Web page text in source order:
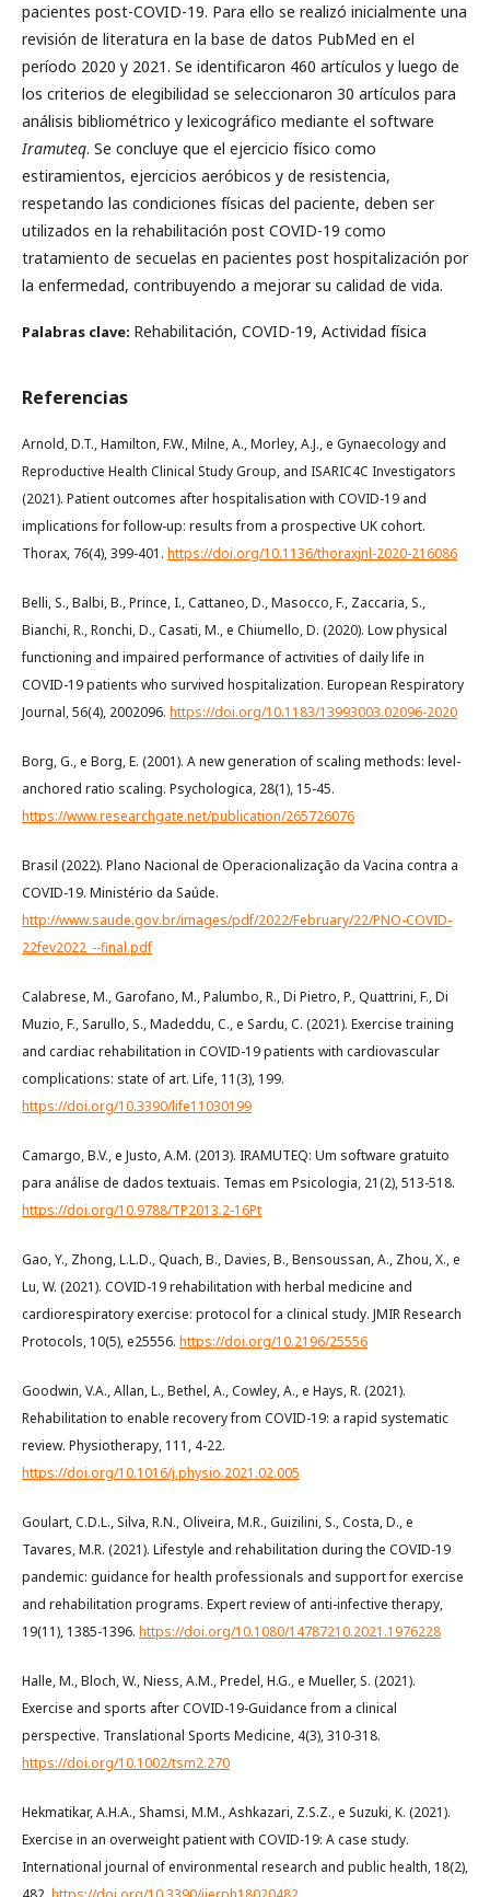
pacientes post-COVID-19. Para ello se realizó inicialmente una
revisión de literatura en la base de datos PubMed en el
período 2020 y 2021. Se identificaron 460 artículos y luego de
los criterios de elegibilidad se seleccionaron 30 artículos para
análisis bibliométrico y lexicográfico mediante el software
Iramuteq. Se concluye que el ejercicio físico como
estiramientos, ejercicios aeróbicos y de resistencia,
respetando las condiciones físicas del paciente, deben ser
utilizados en la rehabilitación post COVID-19 como
tratamiento de secuelas en pacientes post hospitalización por
la enfermedad, contribuyendo a mejorar su calidad de vida.
Palabras clave: Rehabilitación, COVID-19, Actividad física
Referencias
Arnold, D.T., Hamilton, F.W., Milne, A., Morley, A.J., e Gynaecology and
Reproductive Health Clinical Study Group, and ISARIC4C Investigators
(2021). Patient outcomes after hospitalisation with COVID-19 and
implications for follow-up: results from a prospective UK cohort.
Thorax, 76(4), 399-401. https://doi.org/10.1136/thoraxjnl-2020-216086
Belli, S., Balbi, B., Prince, I., Cattaneo, D., Masocco, F., Zaccaria, S.,
Bianchi, R., Ronchi, D., Casati, M., e Chiumello, D. (2020). Low physical
functioning and impaired performance of activities of daily life in
COVID-19 patients who survived hospitalization. European Respiratory
Journal, 56(4), 2002096. https://doi.org/10.1183/13993003.02096-2020
Borg, G., e Borg, E. (2001). A new generation of scaling methods: level-
anchored ratio scaling. Psychologica, 28(1), 15-45.
https://www.researchgate.net/publication/265726076
Brasil (2022). Plano Nacional de Operacionalização da Vacina contra a
COVID-19. Ministério da Saúde.
http://www.saude.gov.br/images/pdf/2022/February/22/PNO-COVID-
22fev2022_--final.pdf
Calabrese, M., Garofano, M., Palumbo, R., Di Pietro, P., Quattrini, F., Di
Muzio, F., Sarullo, S., Madeddu, C., e Sardu, C. (2021). Exercise training
and cardiac rehabilitation in COVID-19 patients with cardiovascular
complications: state of art. Life, 11(3), 199.
https://doi.org/10.3390/life11030199
Camargo, B.V., e Justo, A.M. (2013). IRAMUTEQ: Um software gratuito
para análise de dados textuais. Temas em Psicologia, 21(2), 513-518.
https://doi.org/10.9788/TP2013.2-16Pt
Gao, Y., Zhong, L.L.D., Quach, B., Davies, B., Bensoussan, A., Zhou, X., e
Lu, W. (2021). COVID-19 rehabilitation with herbal medicine and
cardiorespiratory exercise: protocol for a clinical study. JMIR Research
Protocols, 10(5), e25556. https://doi.org/10.2196/25556
Goodwin, V.A., Allan, L., Bethel, A., Cowley, A., e Hays, R. (2021).
Rehabilitation to enable recovery from COVID-19: a rapid systematic
review. Physiotherapy, 111, 4-22.
https://doi.org/10.1016/j.physio.2021.02.005
Goulart, C.D.L., Silva, R.N., Oliveira, M.R., Guizilini, S., Costa, D., e
Tavares, M.R. (2021). Lifestyle and rehabilitation during the COVID-19
pandemic: guidance for health professionals and support for exercise
and rehabilitation programs. Expert review of anti-infective therapy,
19(11), 1385-1396. https://doi.org/10.1080/14787210.2021.1976228
Halle, M., Bloch, W., Niess, A.M., Predel, H.G., e Mueller, S. (2021).
Exercise and sports after COVID-19-Guidance from a clinical
perspective. Translational Sports Medicine, 4(3), 310-318.
https://doi.org/10.1002/tsm2.270
Hekmatikar, A.H.A., Shamsi, M.M., Ashkazari, Z.S.Z., e Suzuki, K. (2021).
Exercise in an overweight patient with COVID-19: A case study.
International journal of environmental research and public health, 18(2),